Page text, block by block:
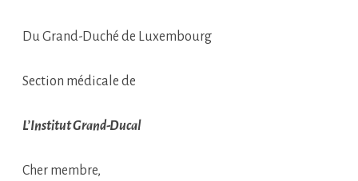
Du Grand-Duché de Luxembourg
Section médicale de
L’Institut Grand-Ducal
Cher membre,